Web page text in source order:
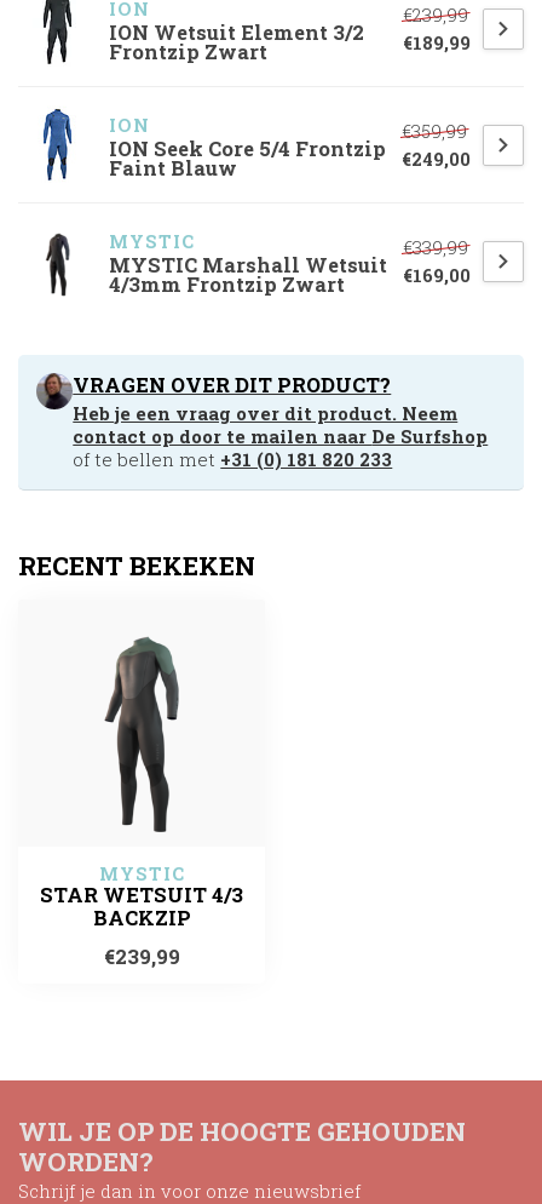
ION
ION Wetsuit Element 3/2
Frontzip Zwart
€239,99
€189,99
ION
ION Seek Core 5/4 Frontzip
Faint Blauw
€359,99
€249,00
MYSTIC
MYSTIC Marshall Wetsuit
4/3mm Frontzip Zwart
€339,99
€169,00
VRAGEN OVER DIT PRODUCT?
Heb je een vraag over dit product. Neem
contact op door te mailen naar De Surfshop
of te bellen met +31 (0) 181 820 233
RECENT BEKEKEN
MYSTIC
STAR WETSUIT 4/3
BACKZIP
€239,99
WIL JE OP DE HOOGTE GEHOUDEN
WORDEN?
Schrijf je dan in voor onze nieuwsbrief